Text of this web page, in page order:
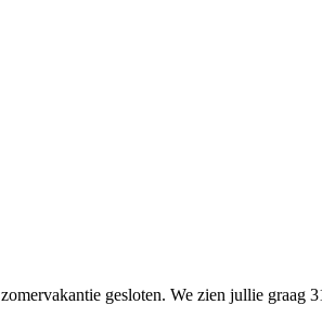
gesloten. We zien jullie graag